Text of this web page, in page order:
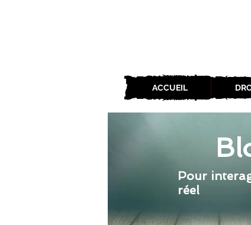
ACCUEIL
Pour
réel